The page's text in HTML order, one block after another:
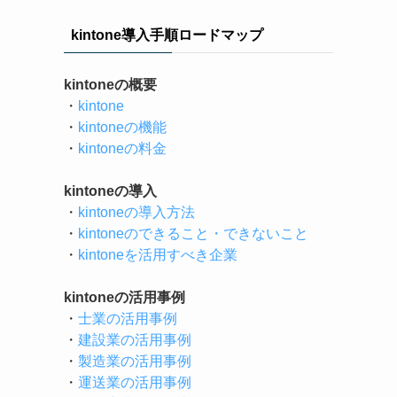
kintone導入手順ロードマップ
kintoneの概要
・ kintone
・ kintoneの機能
・ kintoneの料金
kintoneの導入
・ kintoneの導入方法
・ kintoneのできること・できないこと
・ kintoneを活用すべき企業
kintoneの活用事例
・ 士業の活用事例
・ 建設業の活用事例
・ 製造業の活用事例
・ 運送業の活用事例